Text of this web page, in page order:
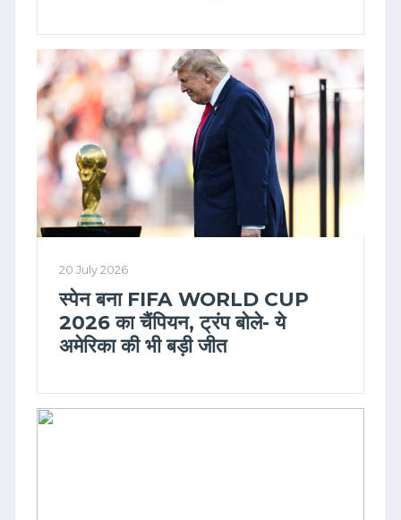
20 July 2026
स्पेन बना FIFA WORLD CUP
2026 का चैंपियन, ट्रंप बोले- ये
अमेरिका की भी बड़ी जीत